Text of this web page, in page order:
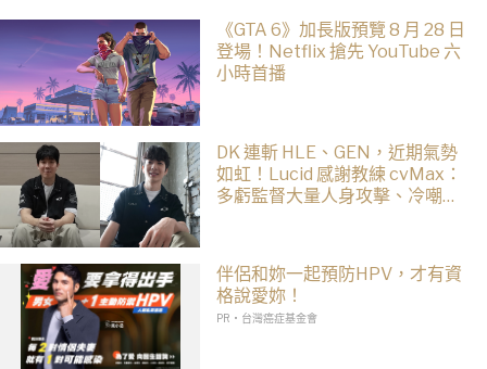
《GTA 6》加長版預覽 8 月 28 日
登場！Netflix 搶先 YouTube 六
小時首播
DK 連斬 HLE、GEN，近期氣勢
如虹！Lucid 感謝教練 cvMax：
多虧監督大量人身攻擊、冷嘲熱
伴侶和妳一起預防HPV，才有資
格說愛妳！
PR・台灣癌症基金會